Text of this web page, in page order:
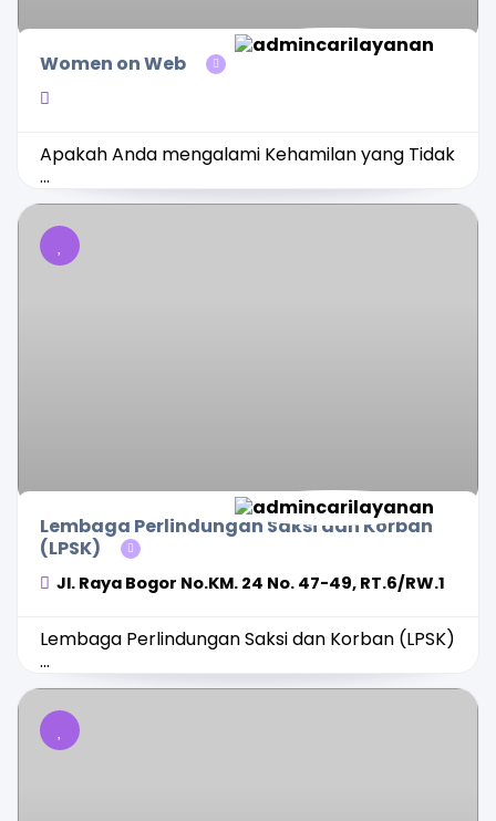
Women on Web
Apakah Anda mengalami Kehamilan yang Tidak
...
Lembaga Perlindungan Saksi dan Korban
(LPSK)
Jl. Raya Bogor No.KM. 24 No. 47-49, RT.6/RW.1
Lembaga Perlindungan Saksi dan Korban (LPSK)
...